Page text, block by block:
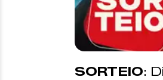
SORTEIO: